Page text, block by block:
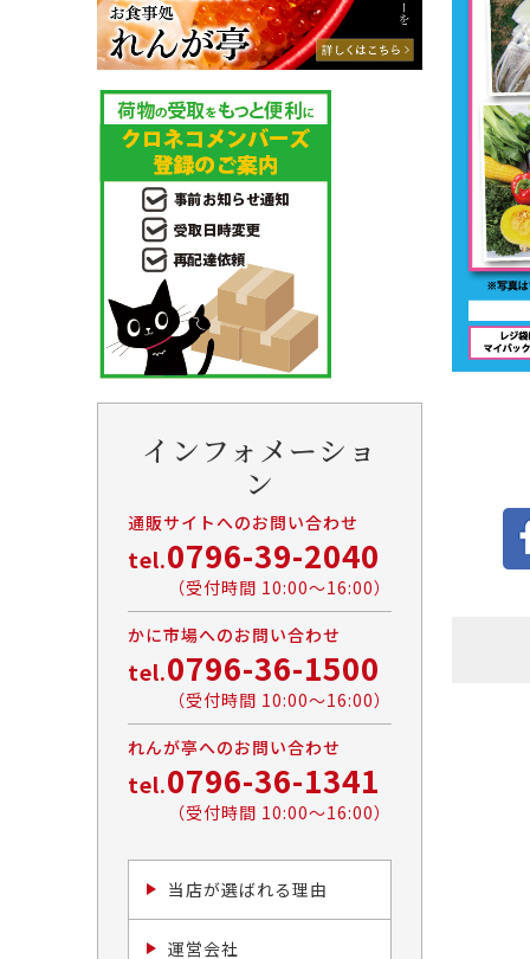
インフォメーショ
ン
通販サイトへのお問い合わせ
tel.0796-39-2040
（受付時間 10:00〜16:00）
かに市場へのお問い合わせ
tel.0796-36-1500
（受付時間 10:00〜16:00）
れんが亭へのお問い合わせ
tel.0796-36-1341
（受付時間 10:00〜16:00）
当店が選ばれる理由
運営会社